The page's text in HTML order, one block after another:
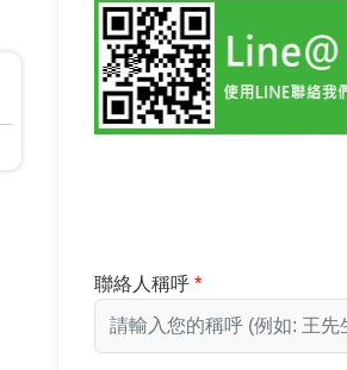
聯絡人稱呼